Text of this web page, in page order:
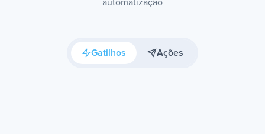
automatização
Gatilhos Ações